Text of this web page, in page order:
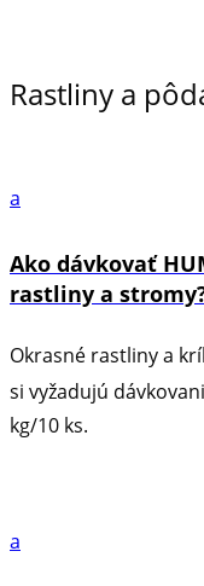
Rastliny a
a
Ako dávkovať
rastliny a
Okrasné rastliny a
si vyžadujú
kg/10 ks.
a